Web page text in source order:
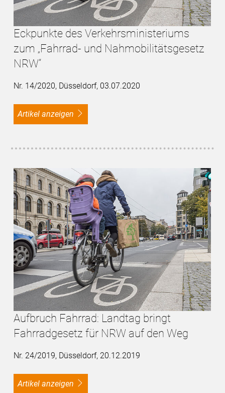
Eckpunkte des Verkehrsministeriums
zum „Fahrrad- und Nahmobilitätsgesetz
NRW“
Nr. 14/2020, Düsseldorf, 03.07.2020
Artikel anzeigen
Aufbruch Fahrrad: Landtag bringt
Fahrradgesetz für NRW auf den Weg
Nr. 24/2019, Düsseldorf, 20.12.2019
Artikel anzeigen